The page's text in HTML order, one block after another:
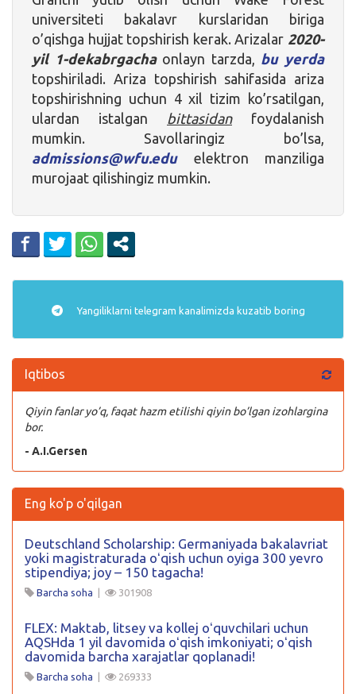
universiteti bakalavr kurslaridan biriga
o’qishga hujjat topshirish kerak. Arizalar 2020-
yil 1-dekabrgachaonlayn tarzda, bu yerda
topshiriladi. Ariza topshirish sahifasida ariza
topshirishning uchun 4 xil tizim ko’rsatilgan,
ulardan istalgan bittasidanfoydalanish
mumkin. Savollaringiz bo’lsa,
admissions@wfu.eduelektron manziliga
murojaat qilishingiz mumkin.
Yangiliklarni telegram kanalimizda kuzatib boring
Iqtibos
Qiyin fanlar yo’q, faqat hazm etilishi qiyin bo’lgan izohlargina
bor.
- A.I.Gersen
Eng ko'p o'qilgan
Deutschland Scholarship: Germaniyada bakalavriat
yoki magistraturada oʻqish uchun oyiga 300 yevro
stipendiya; joy – 150 tagacha!
Barcha soha | 301908
FLEX: Maktab, litsey va kollej oʻquvchilari uchun
AQSHda 1 yil davomida oʻqish imkoniyati; oʻqish
davomida barcha xarajatlar qoplanadi!
Barcha soha | 269333